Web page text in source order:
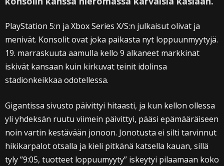
PlayStation 5:n ja Xbox Series X/S:n julkaisut olivat ja
menivät. Konsolit ovat joka paikasta nyt loppuunmyytyjä.
19. marraskuuta aamulla kello 9 alkaneet markkinat
iskivät kansaan kuin kirkuvat teinit idolinsa
stadionkeikkaa odotellessa.
Gigantissa sivusto päivittyi hitaasti, ja kun kellon ollessa
yli yhdeksän ruutu viimein päivittyi, pääsi epämääräiseen
noin vartin kestävään jonoon. Jonotusta ei silti tarvinnut
hikikarpalot otsalla ja kieli pitkänä katsella kauan, sillä
tyly ”9:05, tuotteet loppuumyyty” iskeytyi pilaamaan koko